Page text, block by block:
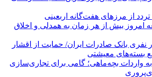
امروز بیش از هر زمان به همدلی و اخلاق
۱۲ هزار نفری بانک صادرات ایران/ حمایت از اقشار
بسته‌های معیشتی
به واردات بچه‌ماهی؛ گامی برای تجاری‌سازی